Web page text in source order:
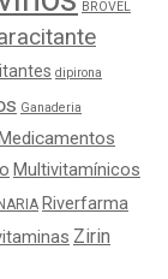
BROVEL
dipirona
Ganaderia
Multivitamínicos
Riverfarma
Zirin